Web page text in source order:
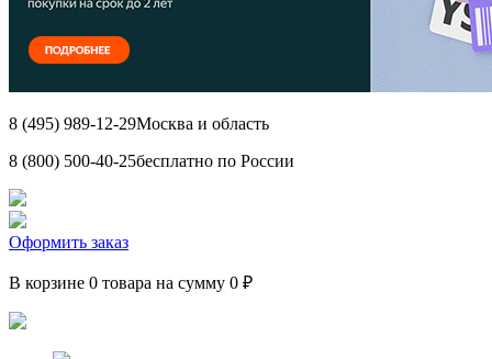
8 (495) 989-12-29Москва и область
8 (800) 500-40-25бесплатно по России
Оформить заказ
В корзине 0 товара на сумму 0 ₽